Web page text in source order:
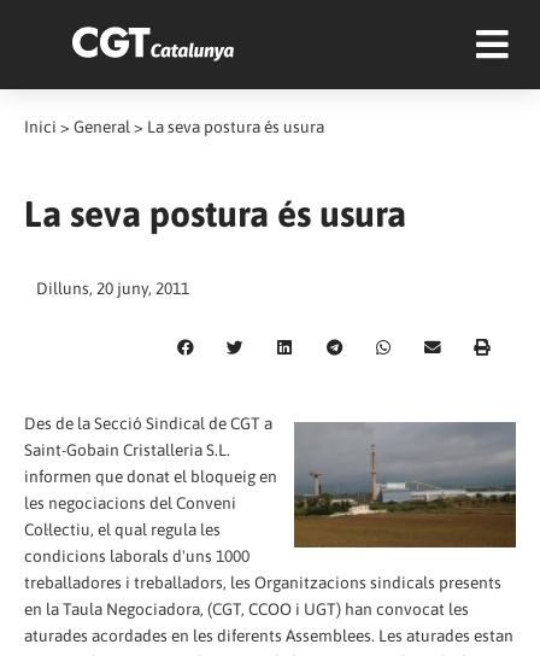
Inici > General > La seva postura és usura
La seva postura és usura
Dilluns, 20 juny, 2011
Des de la Secció Sindical de CGT a
Saint-Gobain Cristalleria S.L.
informen que donat el bloqueig en
les negociacions del Conveni
Col·lectiu, el qual regula les
condicions laborals d'uns 1000
treballadores i treballadors, les Organitzacions sindicals presents
en la Taula Negociadora, (CGT, CCOO i UGT) han convocat les
aturades acordades en les diferents Assemblees. Les aturades estan